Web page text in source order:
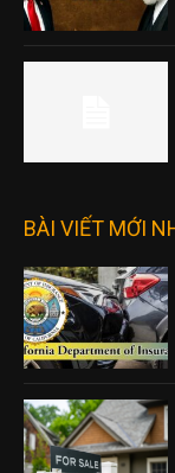
BÀI VIẾT MỚI